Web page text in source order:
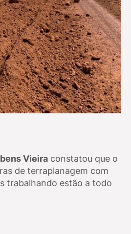
Vieira constatou que o
de terraplanagem com
trabalhando estão a todo